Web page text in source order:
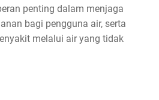
penting dalam menjaga
bagi pengguna air, serta
melalui air yang tidak